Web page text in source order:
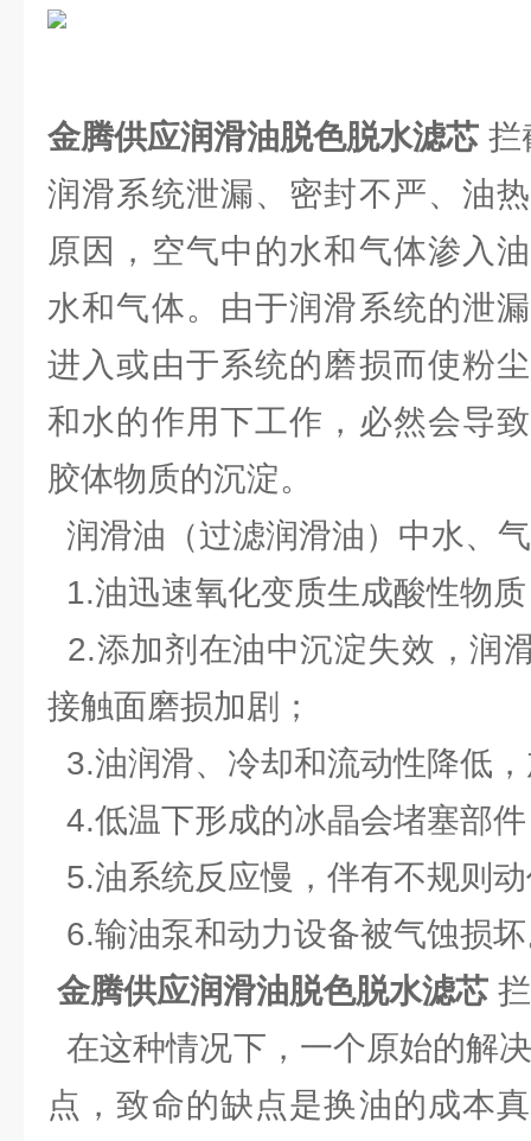
金腾供应润滑油脱色脱水滤芯 拦
润滑系统泄漏、密封不严、油
原因，空气中的水和气体渗入
水和气体。由于润滑系统的泄
进入或由于系统的磨损而使粉
和水的作用下工作，必然会导
胶体物质的沉淀。
润滑油（过滤润滑油）中水、
1.油迅速氧化变质生成酸性物
2.添加剂在油中沉淀失效，润
接触面磨损加剧；
3.油润滑、冷却和流动性降低
4.低温下形成的冰晶会堵塞部
5.油系统反应慢，伴有不规则
6.输油泵和动力设备被气蚀损
金腾供应润滑油脱色脱水滤芯
在这种情况下，一个原始的解
点，致命的缺点是换油的成本